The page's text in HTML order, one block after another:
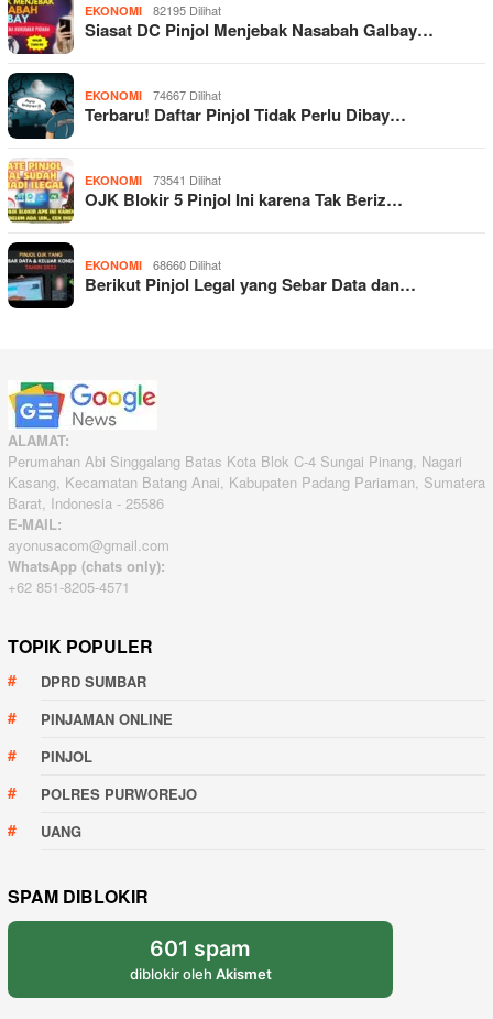
EKONOMI 82195 Dilihat
Siasat DC Pinjol Menjebak Nasabah Galbay…
EKONOMI 74667 Dilihat
Terbaru! Daftar Pinjol Tidak Perlu Dibay…
EKONOMI 73541 Dilihat
OJK Blokir 5 Pinjol Ini karena Tak Beriz…
EKONOMI 68660 Dilihat
Berikut Pinjol Legal yang Sebar Data dan…
ALAMAT:
Perumahan Abi Singgalang Batas Kota Blok C-4 Sungai Pinang, Nagari
Kasang, Kecamatan Batang Anai, Kabupaten Padang Pariaman, Sumatera
Barat, Indonesia - 25586
E-MAIL:
ayonusacom@gmail.com
WhatsApp (chats only):
+62 851-8205-4571
TOPIK POPULER
DPRD SUMBAR
PINJAMAN ONLINE
PINJOL
POLRES PURWOREJO
UANG
SPAM DIBLOKIR
601 spam
diblokir oleh Akismet